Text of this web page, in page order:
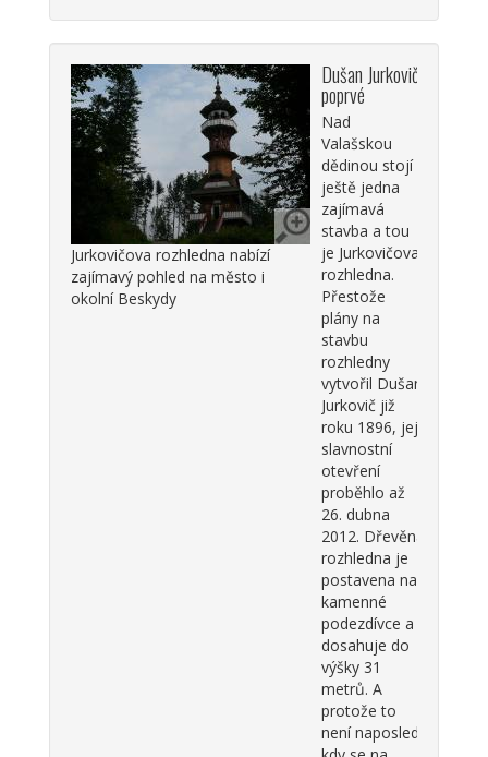
Jurkovičova rozhledna nabízí
zajímavý pohled na město i
okolní Beskydy
Dušan Jurkovič
poprvé
Nad
Valašskou
dědinou stojí
ještě jedna
zajímavá
stavba a tou
je Jurkovičova
rozhledna.
Přestože
plány na
stavbu
rozhledny
vytvořil Dušan
Jurkovič již
roku 1896, její
slavnostní
otevření
proběhlo až
26. dubna
2012. Dřevěná
rozhledna je
postavena na
kamenné
podezdívce a
dosahuje do
výšky 31
metrů. A
protože to
není naposled,